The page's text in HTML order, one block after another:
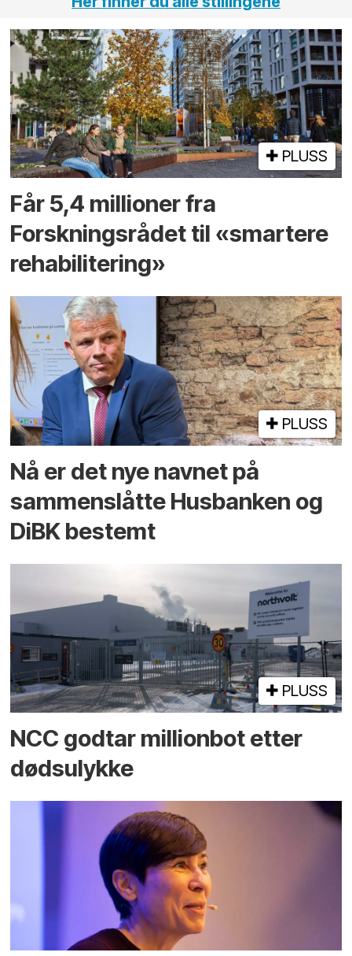
PLUSS
Får 5,4 millioner fra
Forskningsrådet til «smartere
rehabilitering»
PLUSS
Nå er det nye navnet på
sammenslåtte Husbanken og
DiBK bestemt
PLUSS
NCC godtar millionbot etter
dødsulykke